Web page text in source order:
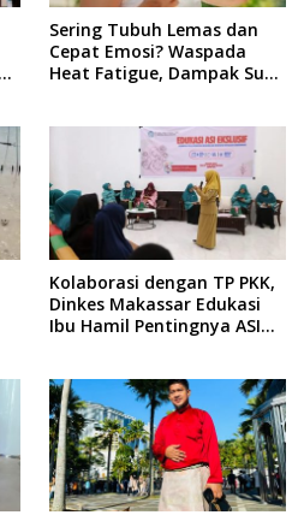
Sering Tubuh Lemas dan
Cepat Emosi? Waspada
Heat Fatigue, Dampak Suhu
Kolaborasi dengan TP PKK,
Dinkes Makassar Edukasi
Ibu Hamil Pentingnya ASI